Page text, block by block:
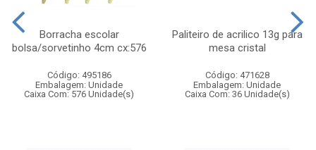
Borracha escolar
bolsa/sorvetinho 4cm cx:576
Código: 495186
Embalagem: Unidade
Caixa Com: 576 Unidade(s)
Paliteiro de acrilico 13g para
mesa cristal
Código: 471628
Embalagem: Unidade
Caixa Com: 36 Unidade(s)